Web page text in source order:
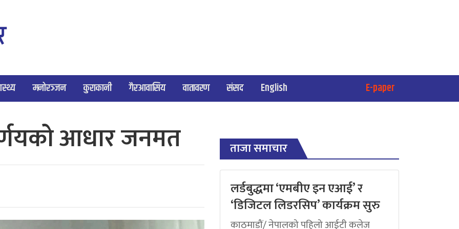
मनोरञ्जन कुराकानी गैरआवासिय वातावरण संसद English E-paper
आधार जनमत ताजा समाचार
लर्डबुद्धमा ‘एमबीए इन एआई’ र
‘डिजिटल लिडरसिप’ कार्यक्रम सुरु
काठमाडौं/ नेपालको पहिलो आईटी कलेज